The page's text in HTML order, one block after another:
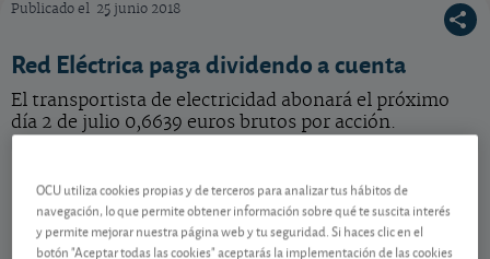
Publicado el 25 junio 2018
Red Eléctrica paga dividendo a cuenta
El transportista de electricidad abonará el próximo
día 2 de julio 0,6639 euros brutos por acción.
ES0173093024
07/08/2026 Madrid
0,02 EUR (0,13 %)
OCU utiliza cookies propias y de terceros para analizar tus hábitos de
navegación, lo que permite obtener información sobre qué te suscita interés
y permite mejorar nuestra página web y tu seguridad. Si haces clic en el
botón "Aceptar todas las cookies" aceptarás la implementación de las cookies